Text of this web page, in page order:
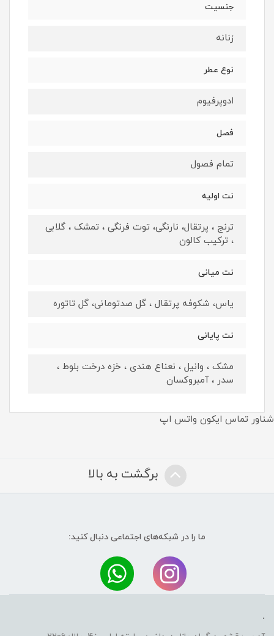
جنسيت
زنانه
نوع عطر
ادوپرفيوم
فصل
تمام فصول
نت اوليه
ترنج ، پرتقال، نارنگی، توت فرنگی ، تمشک ، گلابی
، ترکیب کالون
نت ميانى
یاس، شکوفه پرتقال ، گل صدتومانی، گل تاتوره
نت پايانى
مشک ، وانیل ، نعناع هندی ، خزه درخت بلوط ،
سدر ، آمبروکسان
شناور تماس ایکون واتس اپ
برگشت به بالا
ما را در شبکه‌های اجتماعی دنبال کنید:
.